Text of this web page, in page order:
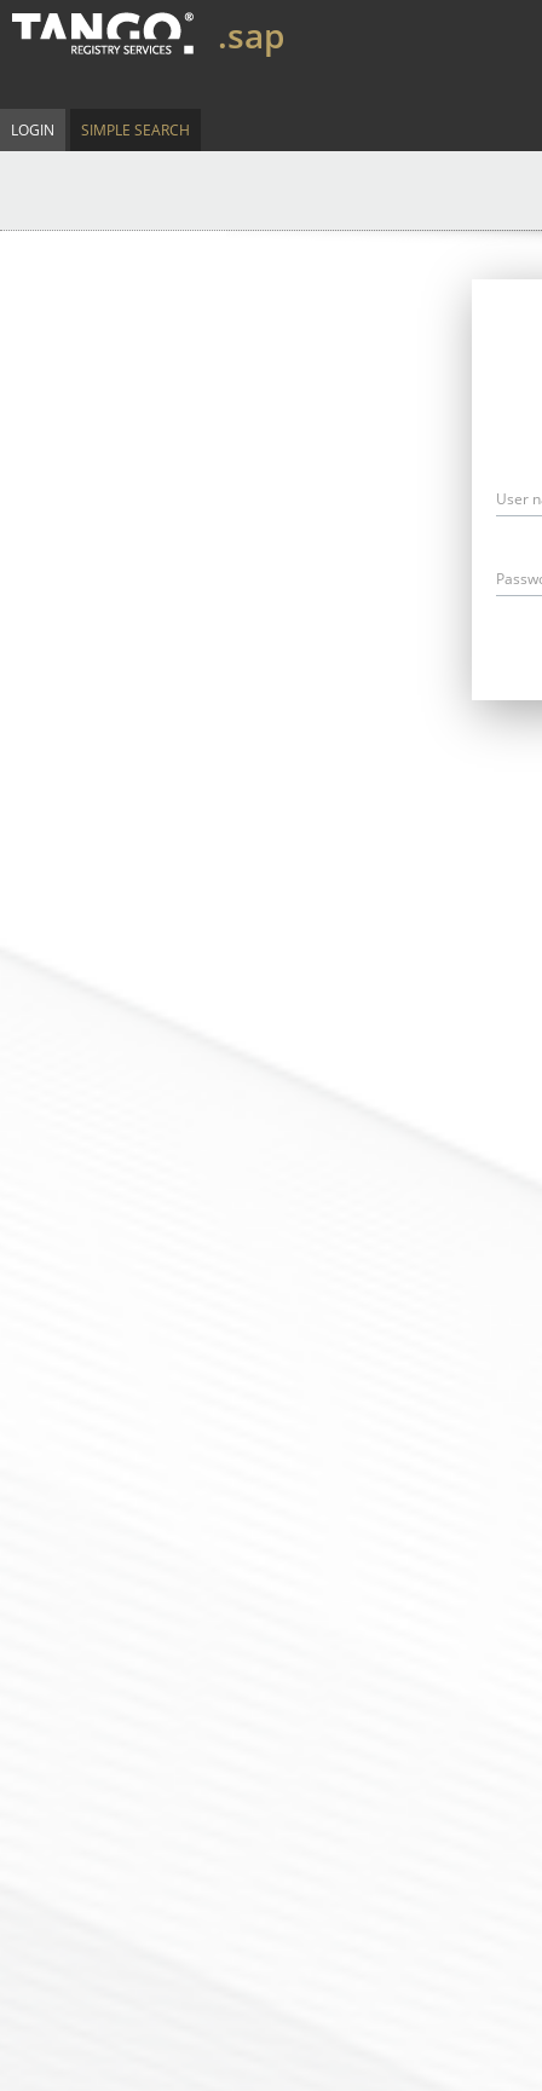
.sap
LOGIN SIMPLE SEARCH
User